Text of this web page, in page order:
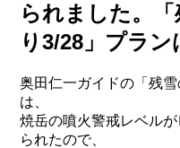
られました。
り3/28」プラン
奥田仁一ガイドの「残
は、
焼岳の噴火警戒レベル
られたので、